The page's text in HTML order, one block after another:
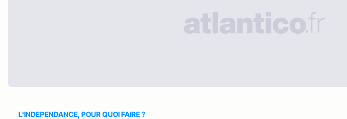
L'INDEPENDANCE, POUR QUOI FAIRE ?